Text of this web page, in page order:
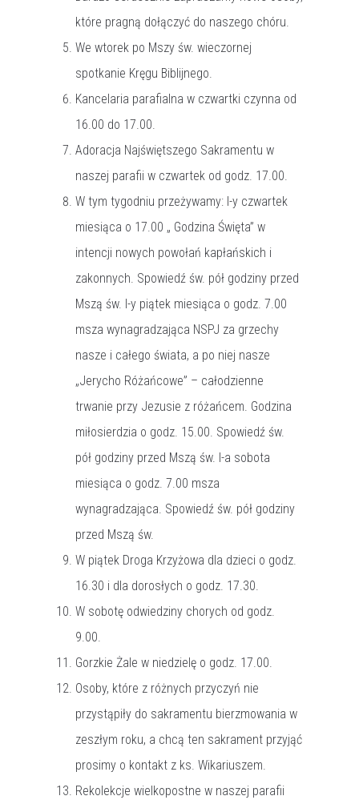
które pragną dołączyć do naszego chóru.
We wtorek po Mszy św. wieczornej
spotkanie Kręgu Biblijnego.
Kancelaria parafialna w czwartki czynna od
16.00 do 17.00.
Adoracja Najświętszego Sakramentu w
naszej parafii w czwartek od godz. 17.00.
W tym tygodniu przeżywamy: I-y czwartek
miesiąca o 17.00 „ Godzina Święta” w
intencji nowych powołań kapłańskich i
zakonnych. Spowiedź św. pół godziny przed
Mszą św. I-y piątek miesiąca o godz. 7.00
msza wynagradzająca NSPJ za grzechy
nasze i całego świata, a po niej nasze
„Jerycho Różańcowe” – całodzienne
trwanie przy Jezusie z różańcem. Godzina
miłosierdzia o godz. 15.00. Spowiedź św.
pół godziny przed Mszą św. I-a sobota
miesiąca o godz. 7.00 msza
wynagradzająca. Spowiedź św. pół godziny
przed Mszą św.
W piątek Droga Krzyżowa dla dzieci o godz.
16.30 i dla dorosłych o godz. 17.30.
W sobotę odwiedziny chorych od godz.
9.00.
Gorzkie Żale w niedzielę o godz. 17.00.
Osoby, które z różnych przyczyń nie
przystąpiły do sakramentu bierzmowania w
zeszłym roku, a chcą ten sakrament przyjąć
prosimy o kontakt z ks. Wikariuszem.
Rekolekcje wielkopostne w naszej parafii